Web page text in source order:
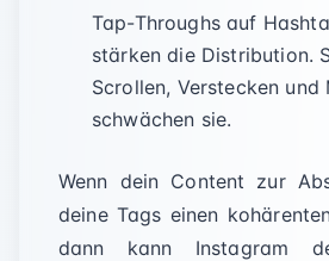
Tap-Throughs auf
stärken die Distribution.
Scrollen, Verstecken und
schwächen sie.
Wenn dein Content zur
deine Tags einen
dann kann Instagram